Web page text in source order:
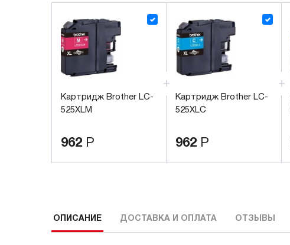
Картридж Brother LC-
525XLM
962 Р
Картридж Brother LC-
525XLС
962 Р
ОПИСАНИЕ ДОСТАВКА И ОПЛАТА ОТЗЫВЫ